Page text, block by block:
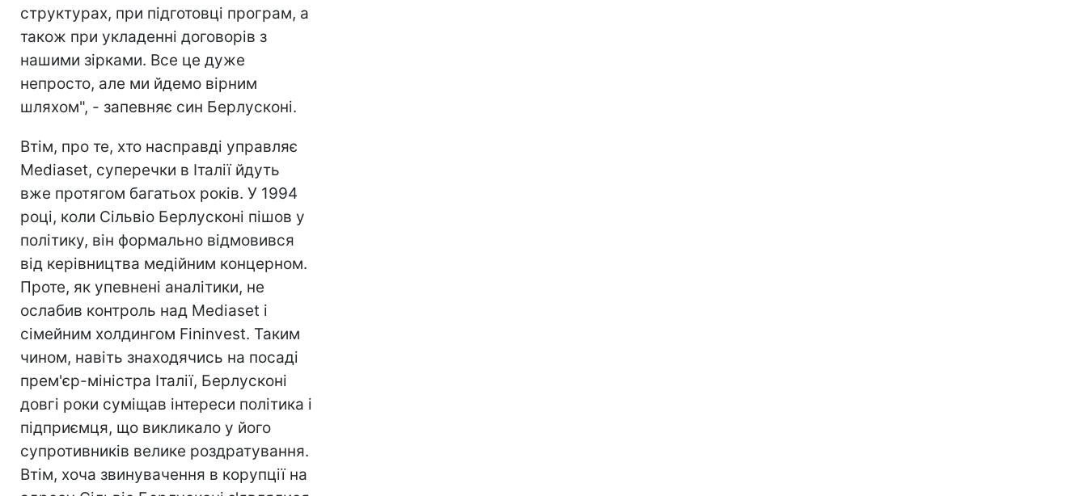
структурах, при підготовці програм, а
також при укладенні договорів з
нашими зірками. Все це дуже
непросто, але ми йдемо вірним
шляхом", - запевняє син Берлусконі.
Втім, про те, хто насправді управляє
Mediaset, суперечки в Італії йдуть
вже протягом багатьох років. У 1994
році, коли Сільвіо Берлусконі пішов у
політику, він формально відмовився
від керівництва медійним концерном.
Проте, як упевнені аналітики, не
ослабив контроль над Mediaset і
сімейним холдингом Fininvest. Таким
чином, навіть знаходячись на посаді
прем'єр-міністра Італії, Берлусконі
довгі роки суміщав інтереси політика і
підприємця, що викликало у його
супротивників велике роздратування.
Втім, хоча звинувачення в корупції на